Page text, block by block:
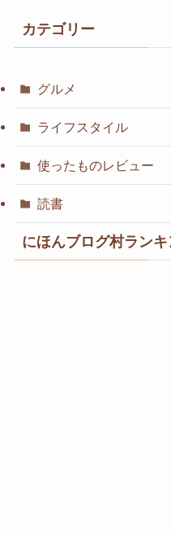
カテゴリー
グルメ
ライフスタイル
使ったものレビュー
読書
にほんブログ村ラン